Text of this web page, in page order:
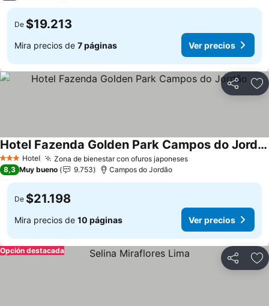
De $19.213
Mira precios de 7 páginas Ver precios
Compartir
3 Estrellas
Hotel Zona de bienestar con ofuros japoneses
Hotel Fazenda Golden Park Campos do Jordão
8,3 Muy bueno 9.753 Campos do Jordão
De $21.198
Mira precios de 10 páginas Ver precios
Compartir
Opción destacada